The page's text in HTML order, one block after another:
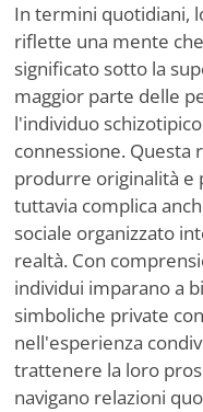
In termini quotidiani,
riflette una mente
significato sotto la
maggior parte delle
l'individuo
connessione. Questa
produrre originalità e
tuttavia complica
sociale organizzato
realtà. Con
individui imparano a
simboliche private
nell'esperienza
trattenere la loro
navigano relazioni